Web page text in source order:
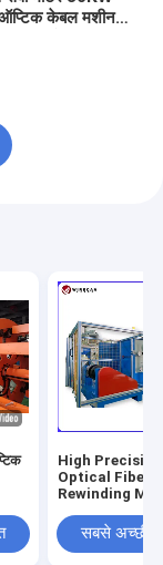
केबल मशीन
High Precision
Optical Fiber
Rewinding
Production
सबसे अच्छी